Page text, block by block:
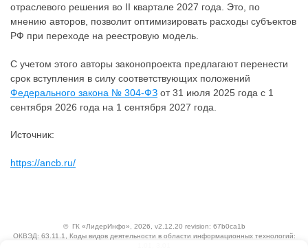
отраслевого решения во II квартале 2027 года. Это, по
мнению авторов, позволит оптимизировать расходы субъектов
РФ при переходе на реестровую модель.
С учетом этого авторы законопроекта предлагают перенести
срок вступления в силу соответствующих положений
Федерального закона № 304-ФЗ от 31 июля 2025 года с 1
сентября 2026 года на 1 сентября 2027 года.
Источник:
https://ancb.ru/
© ГК «ЛидерИнфо» , 2026, v2.12.20 revision: 67b0ca1b
ОКВЭД: 63.11.1, Коды видов деятельности в области информационных технологий: